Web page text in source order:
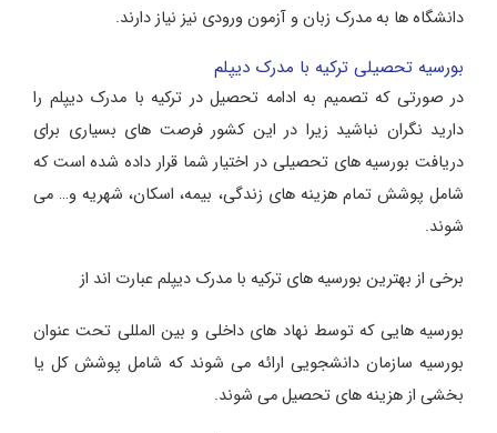
دانشگاه ها به مدرک زبان و آزمون ورودی نیز نیاز دارند.
بورسیه تحصیلی ترکیه با مدرک دیپلم
در صورتی که تصمیم به ادامه تحصیل در ترکیه با مدرک دیپلم را
دارید نگران نباشید زیرا در این کشور فرصت های بسیاری برای
دریافت بورسیه های تحصیلی در اختیار شما قرار داده شده است که
شامل پوشش تمام هزینه های زندگی، بیمه، اسکان، شهریه و… می
شوند.
برخی از بهترین بورسیه های ترکیه با مدرک دیپلم عبارت اند از
بورسیه هایی که توسط نهاد های داخلی و بین المللی تحت عنوان
بورسیه سازمان دانشجویی ارائه می شوند که شامل پوشش کل یا
بخشی از هزینه های تحصیل می شوند.